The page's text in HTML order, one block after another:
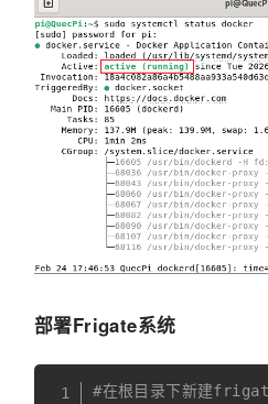
部署Frigate系统
#在根目录下新建